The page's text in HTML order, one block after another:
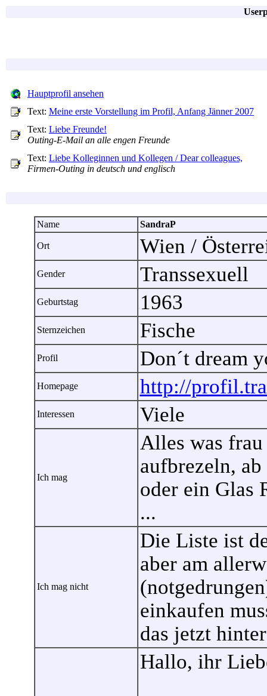
Hauptprofil ansehen
Text: Meine erste Vorstellung im Profil, Anfang Jänner 2007
Text: Liebe Freunde!
Outing-E-Mail an alle engen Freunde
Text: Liebe Kolleginnen und Kollegen / Dear colleagues,
Firmen-Outing in deutsch und englisch
Name SandraP
Ort Wien /
Gender Transsexuell
Geburtstag 1963
Sternzeichen Fische
Profil Don´t dream
Homepage http://
Interessen Viele
Ich mag
Alles was
aufbrezeln,
oder ein Glas
...
Ich mag nicht
Die Liste ist
aber am
einkaufen
das jetzt
Hallo, ihr